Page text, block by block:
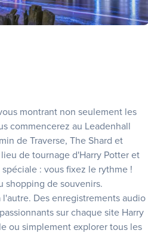
montrant non seulement les
commencerez au Leadenhall
de Traverse, The Shard et
de tournage d'Harry Potter et
: vous fixez le rythme !
shopping de souvenirs.
Des enregistrements audio
sur chaque site Harry
ou simplement explorer tous les